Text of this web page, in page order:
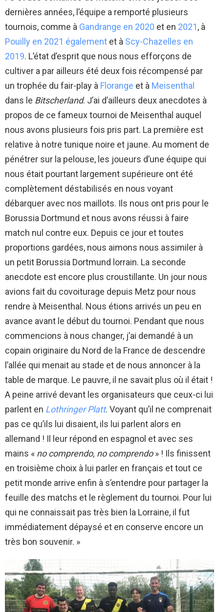
dernières années, l’équipe a remporté plusieurs
tournois, comme à Gandrange en 2020 et en 2021, à
Pouilly en 2021 également et à Scy-Chazelles en
2019. L’état d’esprit que nous nous efforçons de
cultiver a par ailleurs été deux fois récompensé par
un trophée du fair-play à Florange et à Meisenthal
dans le Bitscherland. J’ai d’ailleurs deux anecdotes à
propos de ce fameux tournoi de Meisenthal auquel
nous avons plusieurs fois pris part. La première est
relative à notre tunique noire et jaune. Au moment de
pénétrer sur la pelouse, les joueurs d’une équipe qui
nous était pourtant largement supérieure ont été
complètement déstabilisés en nous voyant
débarquer avec nos maillots. Ils nous ont pris pour le
Borussia Dortmund et nous avons réussi à faire
match nul contre eux. Depuis ce jour et toutes
proportions gardées, nous aimons nous assimiler à
un petit Borussia Dortmund lorrain. La seconde
anecdote est encore plus croustillante. Un jour nous
avions fait du covoiturage depuis Metz pour nous
rendre à Meisenthal. Nous étions arrivés un peu en
avance avant le début du tournoi. Pendant que nous
commencions à nous changer, j’ai demandé à un
copain originaire du Nord de la France de descendre
l’allée qui menait au stade et de nous annoncer à la
table de marque. Le pauvre, il ne savait plus où il était !
A peine arrivé devant les organisateurs que ceux-ci lui
parlent en Lothringer Platt. Voyant qu’il ne comprenait
pas ce qu’ils lui disaient, ils lui parlent alors en
allemand ! Il leur répond en espagnol et avec ses
mains « no comprendo, no comprendo» ! Ils finissent
en troisième choix à lui parler en français et tout ce
petit monde arrive enfin à s’entendre pour partager la
feuille des matchs et le règlement du tournoi. Pour lui
qui ne connaissait pas très bien la Lorraine, il fut
immédiatement dépaysé et en conserve encore un
très bon souvenir. »